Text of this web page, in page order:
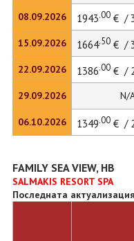
08.09.2026
15.09.2026
22.09.2026
29.09.2026
06.10.2026
1943.00€ /
1664.50€ /
1386.00€ /
N/
1349.00€ /
FAMILY SEA VIEW, HB
SALMAKIS RESORT SPA
Последната